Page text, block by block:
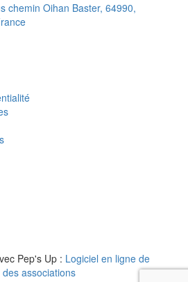
chemin Oihan Baster, 64990,
Pep's Up : Logiciel en ligne de
associations